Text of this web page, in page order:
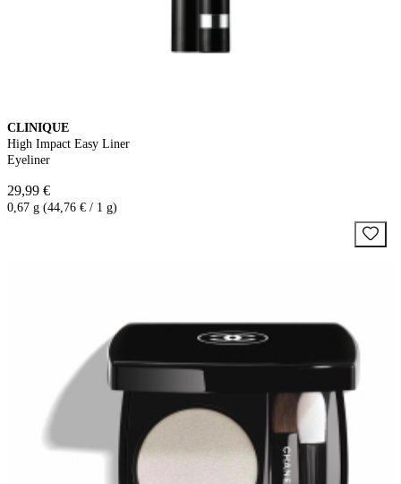
CLINIQUE
High Impact Easy Liner
Eyeliner
29,99 €
0,67 g (44,76 € / 1 g)